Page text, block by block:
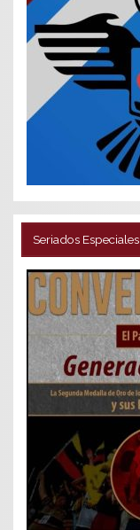
Seriados Especiales